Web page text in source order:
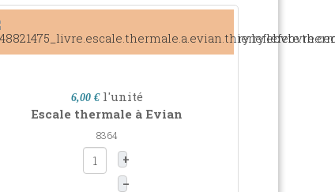
6,00 € l'unité
Escale thermale à Evian
8364
+
–